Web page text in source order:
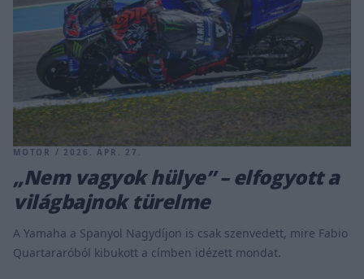
MOTOR / 2026. ÁPR. 27.
„Nem vagyok hülye” – elfogyott a
világbajnok türelme
A Yamaha a Spanyol Nagydíjon is csak szenvedett, mire Fabio
Quartararóból kibukott a címben idézett mondat.